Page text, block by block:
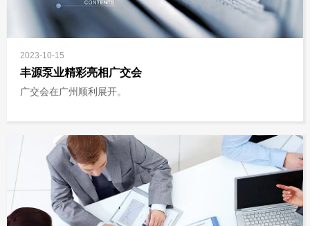
2023-10-15
丰源泵业精彩亮相广交会
广交会在广州顺利展开。